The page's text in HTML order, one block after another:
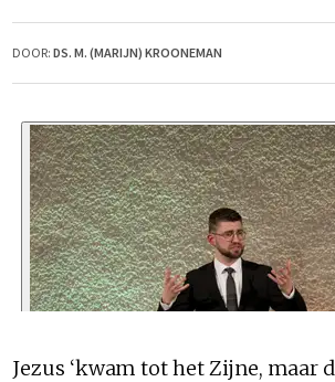
DOOR: DS. M. (MARIJN) KROONEMAN
Jezus ‘kwam tot het Zijne, maar